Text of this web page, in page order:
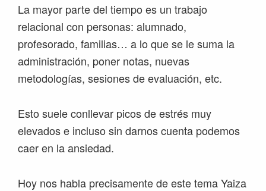
La mayor parte del tiempo es un trabajo
relacional con personas: alumnado,
profesorado, familias… a lo que se le suma la
administración, poner notas, nuevas
metodologías, sesiones de evaluación, etc.
Esto suele conllevar picos de estrés muy
elevados e incluso sin darnos cuenta podemos
caer en la ansiedad.
Hoy nos habla precisamente de este tema Yaiza